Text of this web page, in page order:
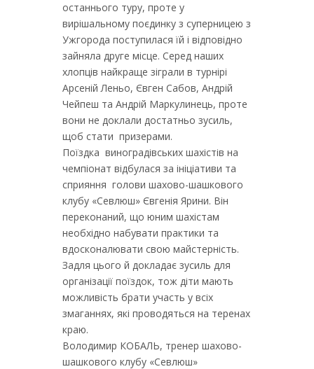
останнього туру, проте у
вирішальному поєдинку з суперницею з
Ужгорода поступилася їй і відповідно
зайняла друге місце. Серед наших
хлопців найкраще зіграли в турнірі
Арсеній Леньо, Євген Сабов, Андрій
Чейпеш та Андрій Маркулинець, проте
вони не доклали достатньо зусиль,
щоб стати призерами.
Поїздка виноградівських шахістів на
чемпіонат відбулася за ініціативи та
сприяння голови шахово-шашкового
клубу «Севлюш» Євгенія Ярини. Він
переконаний, що юним шахістам
необхідно набувати практики та
вдосконалювати свою майстерність.
Задля цього й докладає зусиль для
організації поїздок, тож діти мають
можливість брати участь у всіх
змаганнях, які проводяться на теренах
краю.
Володимир КОБАЛЬ, тренер шахово-
шашкового клубу «Севлюш»